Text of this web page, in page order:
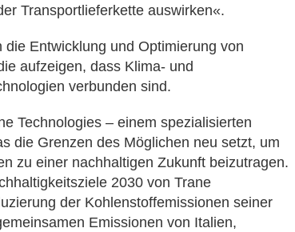
Transportlieferkette auswirken«.
Entwicklung und Optimierung von
aufzeigen, dass Klima- und
verbunden sind.
Technologies – einem spezialisierten
die Grenzen des Möglichen neu setzt, um
zu einer nachhaltigen Zukunft beizutragen.
2030 von Trane
der Kohlenstoffemissionen seiner
Emissionen von Italien,